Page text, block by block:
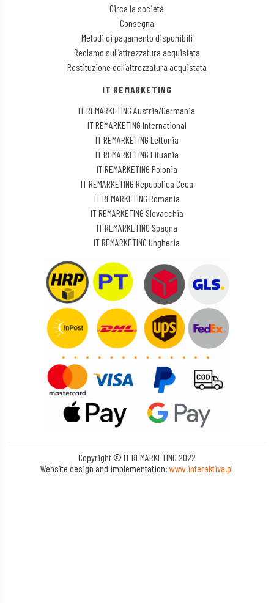
Circa la società
Consegna
Metodi di pagamento disponibili
Reclamo sull’attrezzatura acquistata
Restituzione dell’attrezzatura acquistata
IT REMARKETING
IT REMARKETING Austria/Germania
IT REMARKETING International
IT REMARKETING Lettonia
IT REMARKETING Lituania
IT REMARKETING Polonia
IT REMARKETING Repubblica Ceca
IT REMARKETING Romania
IT REMARKETING Slovacchia
IT REMARKETING Spagna
IT REMARKETING Ungheria
Copyright © IT REMARKETING 2022
Website design and implementation:www.interaktiva.pl